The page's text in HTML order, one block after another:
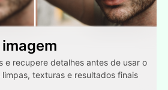
e recupere detalhes antes de usar o
texturas e resultados finais